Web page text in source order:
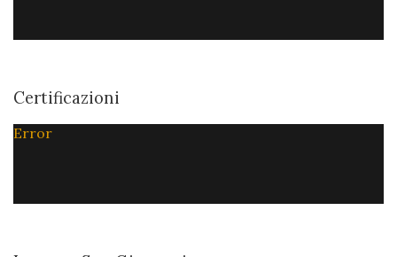
Certificazioni
Error